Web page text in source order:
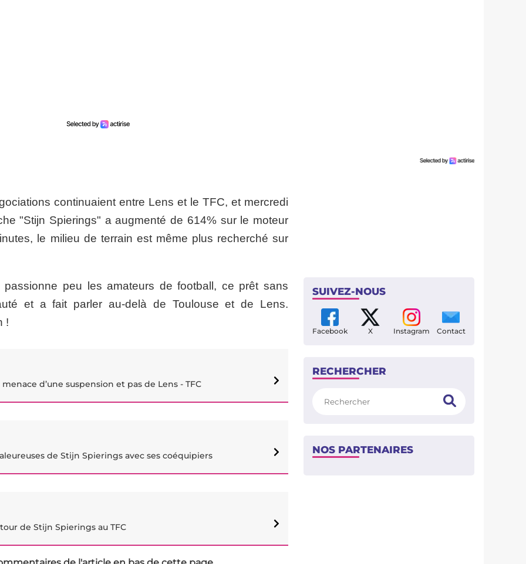
continuaient entre Lens et le TFC, et mercredi
"Stijn Spierings" a augmenté de 614% sur le moteur
le milieu de terrain est même plus recherché sur
peu les amateurs de football, ce prêt sans
et a fait parler au-delà de Toulouse et de Lens.
!
d’une suspension et pas de Lens - TFC
de Stijn Spierings avec ses coéquipiers
de Stijn Spierings au TFC
SUIVEZ-NOUS
Facebook X Instagram Contact
RECHERCHER
NOS PARTENAIRES